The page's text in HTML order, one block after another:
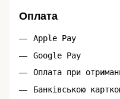
Оплата
Apple Pay
Google Pay
Оплата при
Банківською